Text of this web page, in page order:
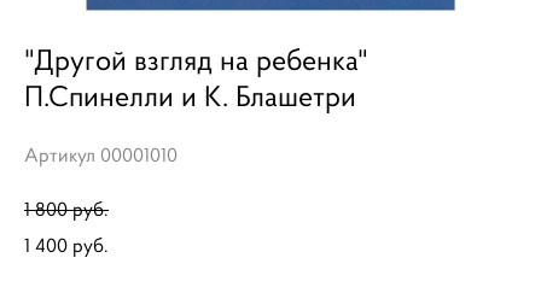
"Другой взгляд на ребенка"
П.Спинелли и К. Блашетри
Артикул 00001010
1 800 pуб.
1 400 pуб.